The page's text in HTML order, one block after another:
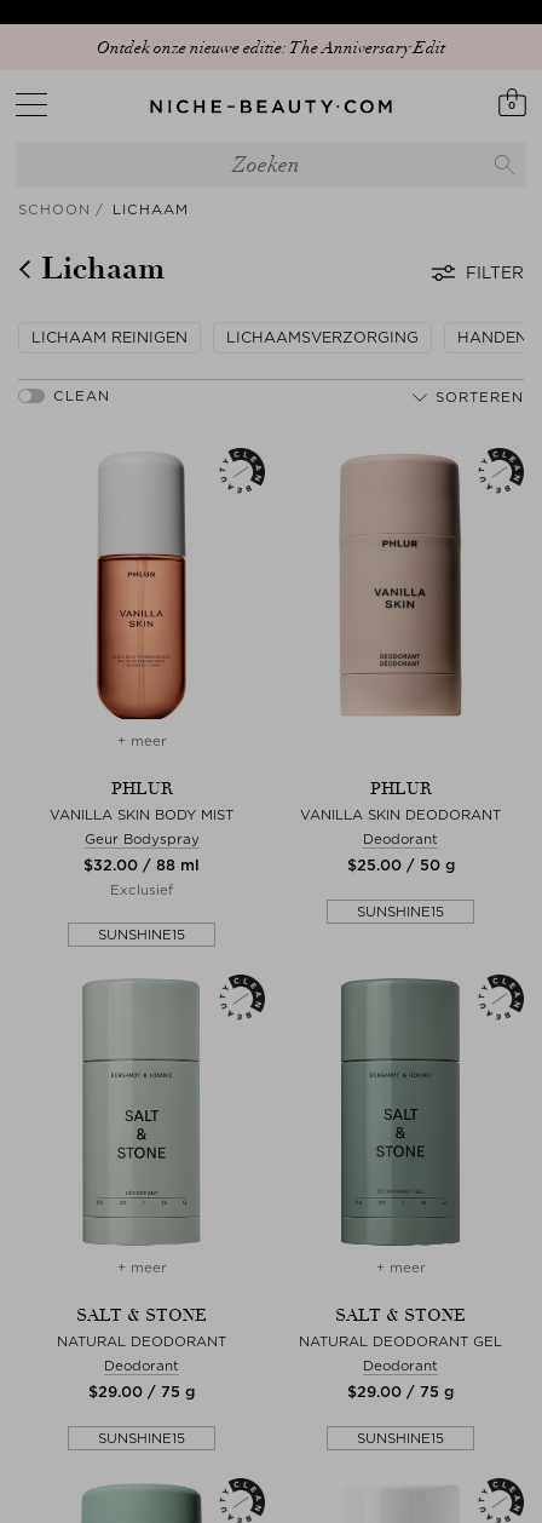
Ontdek onze nieuwe editie: The Anniversary Edit
0
SCHOON LICHAAM
Lichaam FILTER
LICHAAM REINIGEN LICHAAMSVERZORGING HANDEN
SORTEREN
+ meer
PHLUR
VANILLA SKIN BODY MIST
Geur Bodyspray
$‌32.00 / 88 ml
Exclusief
SUNSHINE15
PHLUR
VANILLA SKIN DEODORANT
Deodorant
$‌25.00 / 50 g
SUNSHINE15
+ meer
SALT & STONE
NATURAL DEODORANT
Deodorant
$‌29.00 / 75 g
SUNSHINE15
+ meer
SALT & STONE
NATURAL DEODORANT GEL
Deodorant
$‌29.00 / 75 g
SUNSHINE15